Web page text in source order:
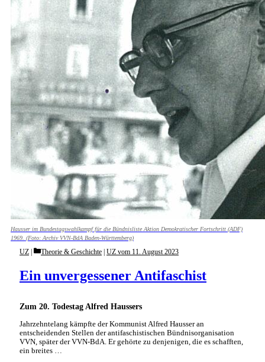
Hausser im Bundestagswahlkampf für die Bündnisliste Aktion Demokratischer Fortschritt (ADF)
1969. (Foto: Archiv VVN-BdA Baden-Württemberg)
Zum 20. Todestag Alfred Haussers
Ein unvergessener Antifaschist
UZ Categories
Theorie & Geschichte | UZ vom 11. August 2023
Jahrzehntelang kämpfte der Kommunist Alfred Hausser an
entscheidenden Stellen der antifaschistischen Bündnisorganisation
VVN, später der VVN-BdA. Er gehörte zu denjenigen, die es schafften,
ein breites …